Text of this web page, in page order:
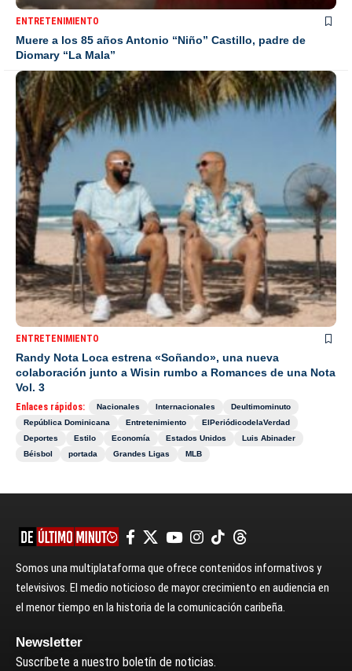
ENTRETENIMIENTO
Muere a los 85 años Antonio “Niño” Castillo, padre de
Diomary “La Mala”
ENTRETENIMIENTO
Randy Nota Loca estrena «Soñando», una nueva
colaboración junto a Wisin rumbo a Romances de una Nota
Vol. 3
Enlaces rápidos: Nacionales Internacionales
Deultimominuto
República Dominicana
Entretenimiento
ElPeriódicodelaVerdad
Deportes
Estilo Economía Estados Unidos
Luis Abinader
Béisbol
portada Grandes Ligas MLB
Somos una multiplataforma que ofrece contenidos informativos y
televisivos. El medio noticioso de mayor crecimiento en audiencia en
el menor tiempo en la historia de la comunicación caribeña.
Newsletter
Suscríbete a nuestro boletín de noticias.